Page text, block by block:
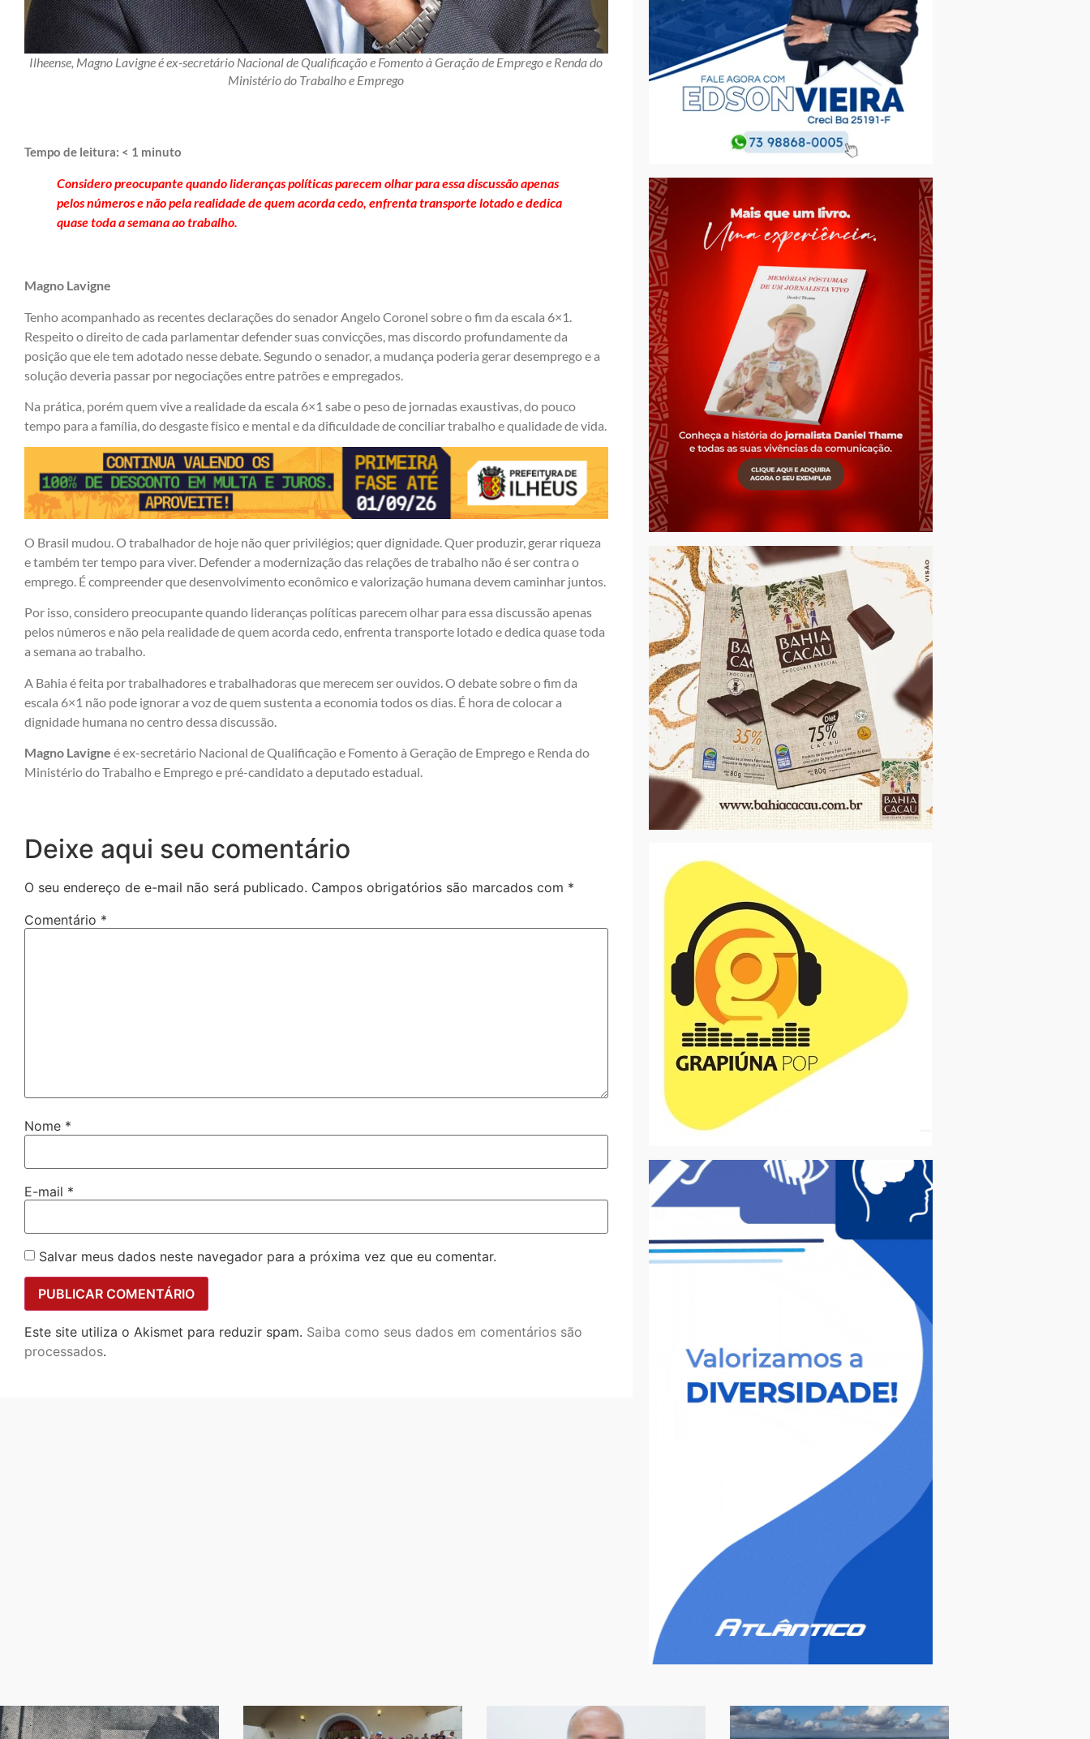
Ilheense, Magno Lavigne é ex-secretário Nacional de Qualificação e Fomento à Geração de Emprego e Renda do
Ministério do Trabalho e Emprego
Tempo de leitura: < 1 minuto
Considero preocupante quando lideranças políticas parecem olhar para essa discussão apenas
pelos números e não pela realidade de quem acorda cedo, enfrenta transporte lotado e dedica
quase toda a semana ao trabalho.
Magno Lavigne
Tenho acompanhado as recentes declarações do senador Angelo Coronel sobre o fim da escala 6×1.
Respeito o direito de cada parlamentar defender suas convicções, mas discordo profundamente da
posição que ele tem adotado nesse debate. Segundo o senador, a mudança poderia gerar desemprego e a
solução deveria passar por negociações entre patrões e empregados.
Na prática, porém quem vive a realidade da escala 6×1 sabe o peso de jornadas exaustivas, do pouco
tempo para a família, do desgaste físico e mental e da dificuldade de conciliar trabalho e qualidade de vida.
O Brasil mudou. O trabalhador de hoje não quer privilégios; quer dignidade. Quer produzir, gerar riqueza
e também ter tempo para viver. Defender a modernização das relações de trabalho não é ser contra o
emprego. É compreender que desenvolvimento econômico e valorização humana devem caminhar juntos.
Por isso, considero preocupante quando lideranças políticas parecem olhar para essa discussão apenas
pelos números e não pela realidade de quem acorda cedo, enfrenta transporte lotado e dedica quase toda
a semana ao trabalho.
A Bahia é feita por trabalhadores e trabalhadoras que merecem ser ouvidos. O debate sobre o fim da
escala 6×1 não pode ignorar a voz de quem sustenta a economia todos os dias. É hora de colocar a
dignidade humana no centro dessa discussão.
Magno Lavigne é ex-secretário Nacional de Qualificação e Fomento à Geração de Emprego e Renda do
Ministério do Trabalho e Emprego e pré-candidato a deputado estadual.
Deixe aqui seu comentário
O seu endereço de e-mail não será publicado. Campos obrigatórios são marcados com *
Comentário *
Nome *
E-mail *
Salvar meus dados neste navegador para a próxima vez que eu comentar.
Este site utiliza o Akismet para reduzir spam. Saiba como seus dados em comentários são
processados.